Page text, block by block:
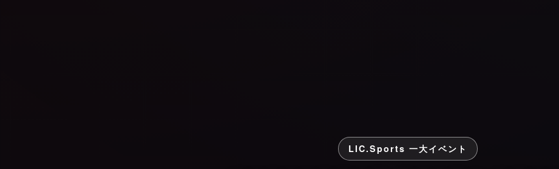
LIC.Sports 一大イベント